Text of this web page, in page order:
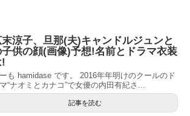
末涼子、旦那(夫)キャンドルジュンと
供の顔(画像)予想!名前とドラマ衣装
も hamidase です。 2016年年明けのクールのド
“ナオミとカナコ”で女優の内田有紀さ...
記事を読む